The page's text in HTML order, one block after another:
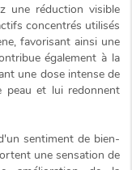
une réduction visible
concentrés utilisés
favorisant ainsi une
également à la
une dose intense de
peau et lui redonnent
sentiment de bien-
une sensation de